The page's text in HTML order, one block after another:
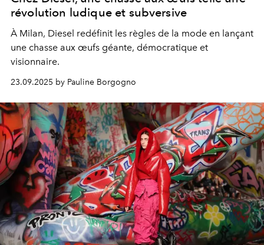
révolution ludique et subversive
À Milan, Diesel redéfinit les règles de la mode en lançant
une chasse aux œufs géante, démocratique et
visionnaire.
23.09.2025 by Pauline Borgogno